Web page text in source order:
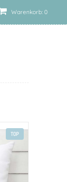
Warenkorb: 0
TOP